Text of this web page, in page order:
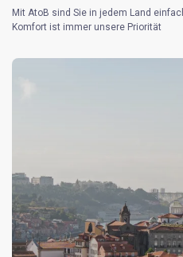
Mit AtoB sind Sie in jedem Land
Komfort ist immer unsere Priorität